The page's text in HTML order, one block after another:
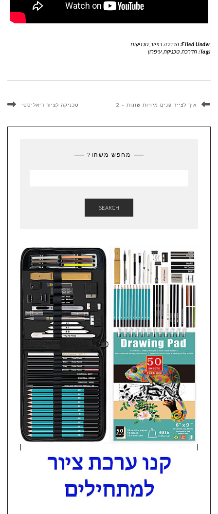
Filed Under: הדרכה בציור, טכניקות
Tags: הדרכה, טכניקה,עיפרון
איך לצייר פנים מזויות שונות – 2 טכניקה לציור ריאליסטי
מחפש משהו?
SEARCH